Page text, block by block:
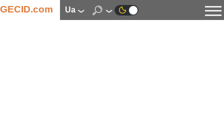
GECID.com ua